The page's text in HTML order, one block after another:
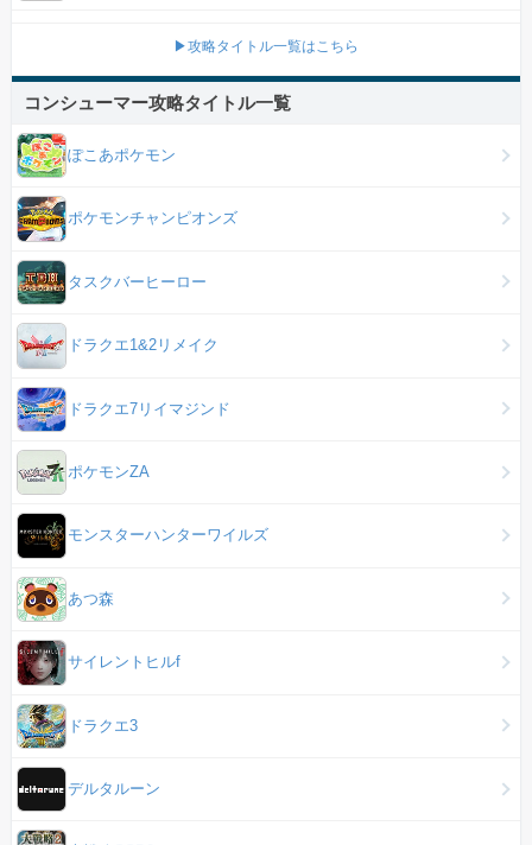
▶攻略タイトル一覧はこちら
コンシューマー攻略タイトル一覧
ぽこあポケモン
ポケモンチャンピオンズ
タスクバーヒーロー
ドラクエ1&2リメイク
ドラクエ7リイマジンド
ポケモンZA
モンスターハンターワイルズ
あつ森
サイレントヒルf
ドラクエ3
デルタルーン